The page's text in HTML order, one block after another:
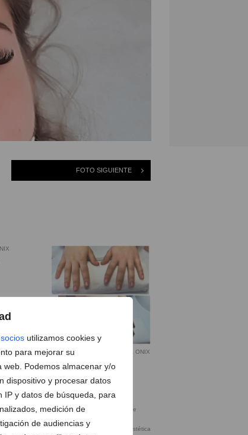
utilizamos cookies y
para mejorar su
Podemos almacenar y/o
dispositivo y procesar datos
IP y datos de búsqueda, para
medición de
de audiencias y
FOTO SIGUIENTE
Manicura – Centro de Estética ONIX
en Jávea
Sala de espera – Centro de Estética